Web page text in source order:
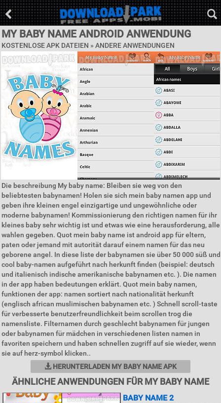
MY BABY NAME ANDROID ANWENDUNG
KOSTENLOSE APK DATEIEN » ANDERE ANWENDUNGEN
Die beschreibung My baby name: Bleiben sie weg von den
beliebtesten babynamen! Holen sie sich mein baby namen app und
geben ihre kleinen engel einzigartige und ungewöhnliche oder
moderne babynamen! Kommissionierung den richtigen namen für ihr
kleines baby sehr wichtig ist und etwas wie eine herausforderung, alle
wahlen gegeben. Quot mein baby name ist android app für eltern,
paten oder jemand mit autorität darauf einem namen für das neu
geborene angel. In diese liste der babynamen sie über 50 000 süß und
cool baby-namen aufgeführt nach herkunft finden (beispiel: deutsch
und italienisch indische amerikanische babynamen etc. ). Die namen
in der app haben bedeutungen erklärt. Quot mein baby namen,
funktionen der app: namen sortiert nach nationalität herkunft
(englisch african muslimischen babynamen etc. ) Schnell scroll-taste
für verbesserte benutzerfreundlichkeit beim scrollen trog die
namensliste. Filternamen durch geschlecht babynamen für jungen
oder babynamen für mädchen in verschiedenen listen namen in
favoriten speichern und haben schnellen zugriff auf sie wieder, wenn
sie auf herz-symbol klicken..
HERUNTERLADEN MY BABY NAME APK
ÄHNLICHE ANWENDUNGEN FÜR MY BABY NAME
BABY NAME 2